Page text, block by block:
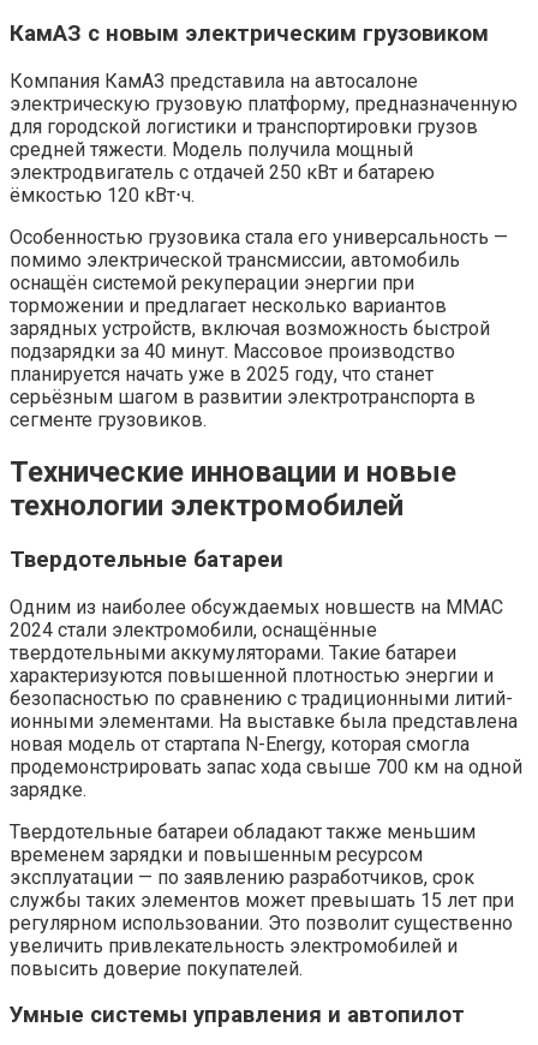
КамАЗ с новым электрическим грузовиком
Компания КамАЗ представила на автосалоне
электрическую грузовую платформу, предназначенную
для городской логистики и транспортировки грузов
средней тяжести. Модель получила мощный
электродвигатель с отдачей 250 кВт и батарею
ёмкостью 120 кВт⋅ч.
Особенностью грузовика стала его универсальность —
помимо электрической трансмиссии, автомобиль
оснащён системой рекуперации энергии при
торможении и предлагает несколько вариантов
зарядных устройств, включая возможность быстрой
подзарядки за 40 минут. Массовое производство
планируется начать уже в 2025 году, что станет
серьёзным шагом в развитии электротранспорта в
сегменте грузовиков.
Технические инновации и новые
технологии электромобилей
Твердотельные батареи
Одним из наиболее обсуждаемых новшеств на ММАС
2024 стали электромобили, оснащённые
твердотельными аккумуляторами. Такие батареи
характеризуются повышенной плотностью энергии и
безопасностью по сравнению с традиционными литий-
ионными элементами. На выставке была представлена
новая модель от стартапа N-Energy, которая смогла
продемонстрировать запас хода свыше 700 км на одной
зарядке.
Твердотельные батареи обладают также меньшим
временем зарядки и повышенным ресурсом
эксплуатации — по заявлению разработчиков, срок
службы таких элементов может превышать 15 лет при
регулярном использовании. Это позволит существенно
увеличить привлекательность электромобилей и
повысить доверие покупателей.
Умные системы управления и автопилот